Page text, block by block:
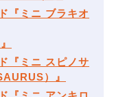
『ミニ ブラキオ
『ミニ スピノサ
）』